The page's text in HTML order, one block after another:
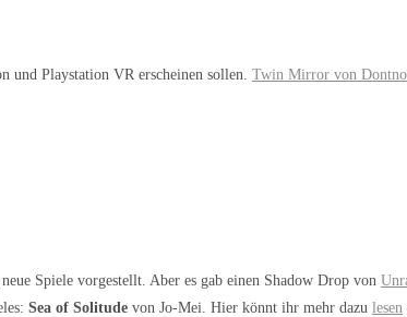
und Playstation VR erscheinen sollen. Twin Mirror von
Spiele vorgestellt. Aber es gab einen Shadow Drop von
Sea of Solitude von Jo-Mei. Hier könnt ihr mehr dazu lesen